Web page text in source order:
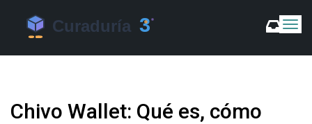
C
m
Chivo Wallet: Qué es, cómo